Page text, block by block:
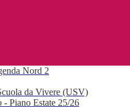
Nord 2
da Vivere (USV)
Piano Estate 25/26